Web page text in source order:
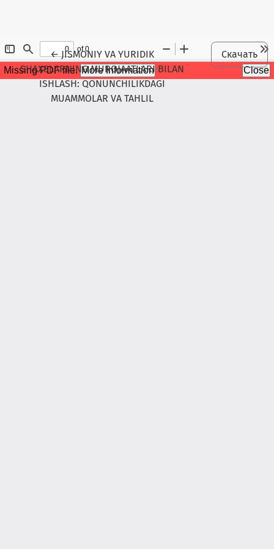
←Maqola tafsilotlariga qaytish
JISMONIY VA YURIDIK
SHAXSLARNING MUROJAATLARI BILAN
ISHLASH: QONUNCHILIKDAGI
MUAMMOLAR VA TAHLIL
Скачать